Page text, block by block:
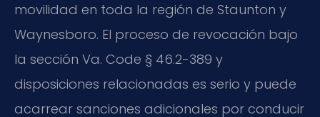
movilidad en toda la región de Staunton y
Waynesboro. El proceso de revocación bajo
la sección Va. Code § 46.2-389 y
disposiciones relacionadas es serio y puede
acarrear sanciones adicionales por conducir